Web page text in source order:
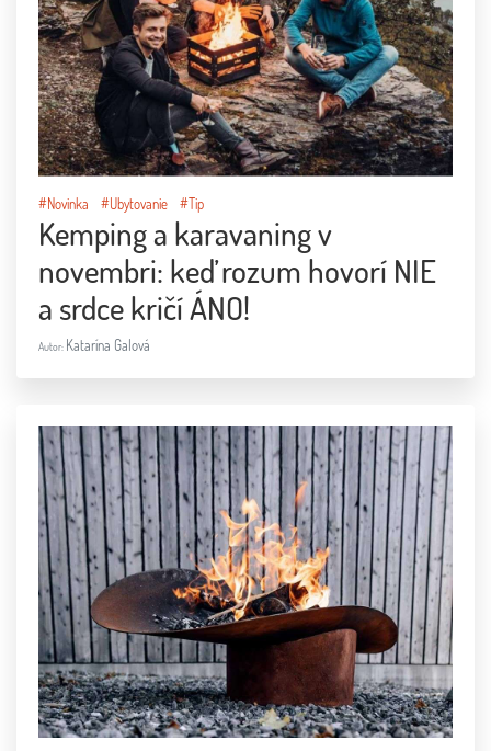
#Novinka #Ubytovanie #Tip
Kemping a karavaning v
novembri: keď rozum hovorí NIE
a srdce kričí ÁNO!
Autor: Katarína Galová